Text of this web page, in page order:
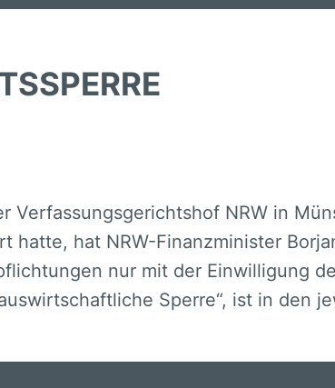
Verfassungsgerichtshof NRW in
hatte, hat NRW-Finanzminister
nur mit der Einwilligung
Sperre“, ist in den